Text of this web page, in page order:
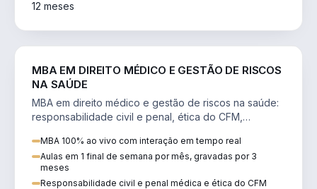
12 meses
MBA EM DIREITO MÉDICO E GESTÃO DE RISCOS
NA SAÚDE
MBA em direito médico e gestão de riscos na saúde:
responsabilidade civil e penal, ética do CFM,
MBA 100% ao vivo com interação em tempo real
Aulas em 1 final de semana por mês, gravadas por 3
meses
Responsabilidade civil e penal médica e ética do CFM